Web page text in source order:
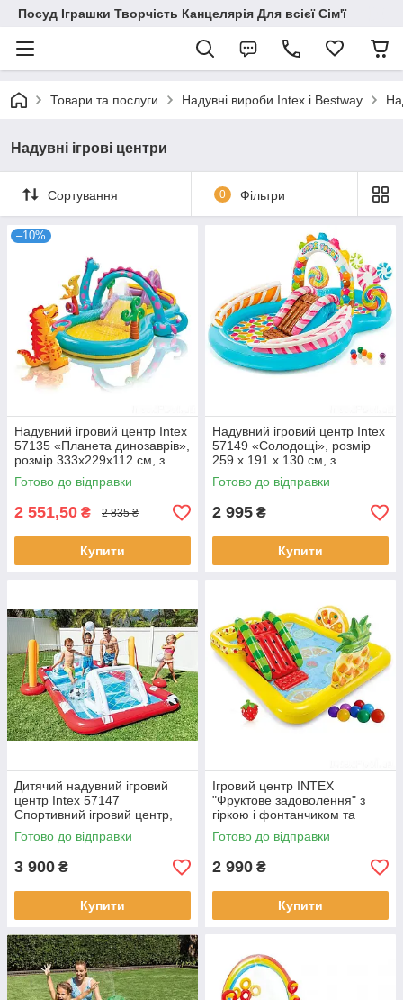
Посуд Іграшки Творчість Канцелярія Для всієї Сім'ї
Товари та послуги Надувні вироби Intex і Bestway
Надувні ігрові центри
Сортування 0 Фільтри
–10%
Надувний ігровий центр Intex
57135 «Планета динозаврів»,
розмір 333х229х112 см, з
гіркою і фонтаном
Готово до відправки
2 551,50 ₴ 2 835 ₴
Купити
Надувний ігровий центр Intex
57149 «Солодощі», розмір
259 х 191 х 130 см, з
кульками, гіркою і фонтаном
Готово до відправки
2 995 ₴
Купити
Дитячий надувний ігровий
центр Intex 57147
Спортивний ігровий центр,
розмір 102-267-325см,
футбол, бейсбол, волейбол.
Готово до відправки
3 900 ₴
Купити
Ігровий центр INTEX
"Фруктове задоволення" з
гіркою і фонтанчиком та
кульками, в коробці 57158
розмір центра 244-191-91см.
Готово до відправки
2 990 ₴
Купити